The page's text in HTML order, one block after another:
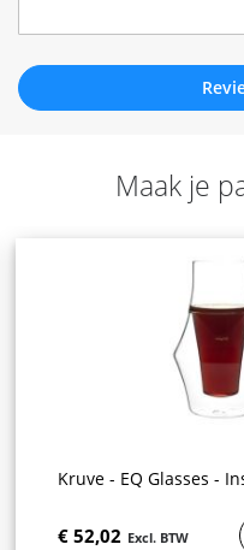
Maak je
Kruve - EQ Glasses -
€ 52,02